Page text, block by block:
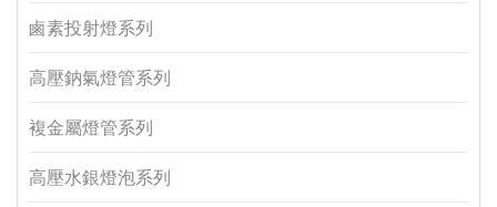
鹵素投射燈系列
高壓鈉氣燈管系列
複金屬燈管系列
高壓水銀燈泡系列